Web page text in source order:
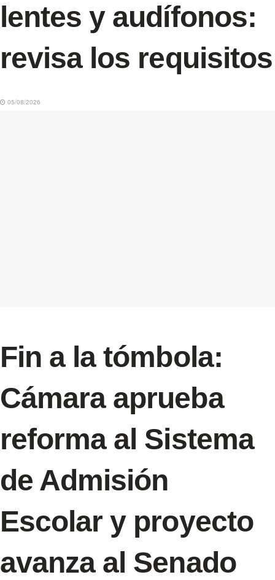
lentes y audífonos:
revisa los requisitos
05/08/2026
Fin a la tómbola:
Cámara aprueba
reforma al Sistema
de Admisión
Escolar y proyecto
avanza al Senado